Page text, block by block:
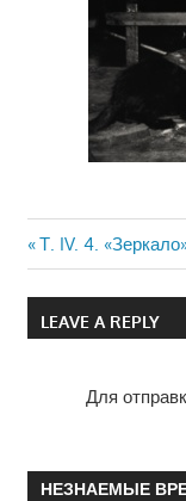
по
Previous
Post:
Т. IV. 4.
LEAVE A REPLY
Для
НЕЗНАЕМЫЕ